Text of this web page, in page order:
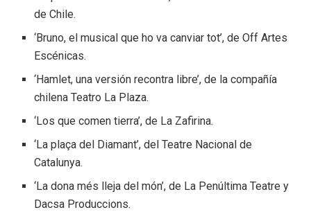
de Chile.
‘Bruno, el musical que ho va canviar tot’, de Off Artes
Escénicas.
‘Hamlet, una versión recontra libre’, de la compañía
chilena Teatro La Plaza.
‘Los que comen tierra’, de La Zafirina.
‘La plaça del Diamant’, del Teatre Nacional de
Catalunya.
‘La dona més lleja del món’, de La Penúltima Teatre y
Dacsa Produccions.